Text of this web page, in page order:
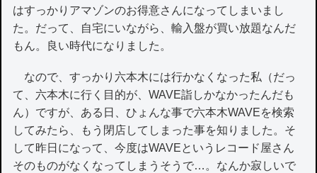
はすっかりアマゾンのお得意さんになってしまいまし
た。だって、自宅にいながら、輸入盤が買い放題なんだ
もん。良い時代になりました。
なので、すっかり六本木には行かなくなった私（だっ
て、六本木に行く目的が、WAVE詣しかなかったんだも
ん）ですが、ある日、ひょんな事で六本木WAVEを検索
してみたら、もう閉店してしまった事を知りました。そ
して昨日になって、今度はWAVEというレコード屋さん
そのものがなくなってしまうそうで…。なんか寂しいで